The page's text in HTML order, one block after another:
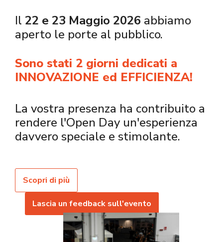
Il 22 e 23 Maggio 2026 abbiamo
aperto le porte al pubblico.
Sono stati 2 giorni dedicati a
INNOVAZIONE ed EFFICIENZA!
La vostra presenza ha contribuito a
rendere l'Open Day un'esperienza
davvero speciale e stimolante.
Scopri di più
Lascia un feedback sull'evento